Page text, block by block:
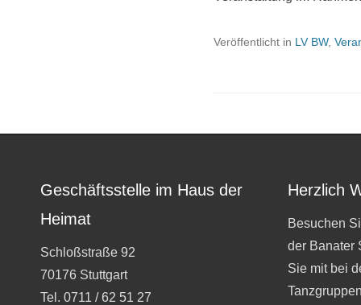
Veröffentlicht in LV BW,
Geschäftsstelle im Haus der
Heimat
Schloßstraße 92
70176 Stuttgart
Tel. 0711 / 62 51 27
Herzlich
Besuchen
der Banater
Sie mit bei